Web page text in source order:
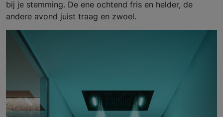
bij je stemming. De ene ochtend fris en helder, de
andere avond juist traag en zwoel.